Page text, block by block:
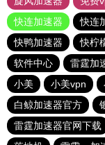
快连加速器
快连
快鸭加速器
快柠
软件中心
雷霆加
小美
小美vpn
白鲸加速器官方
雷霆加速器官网下载